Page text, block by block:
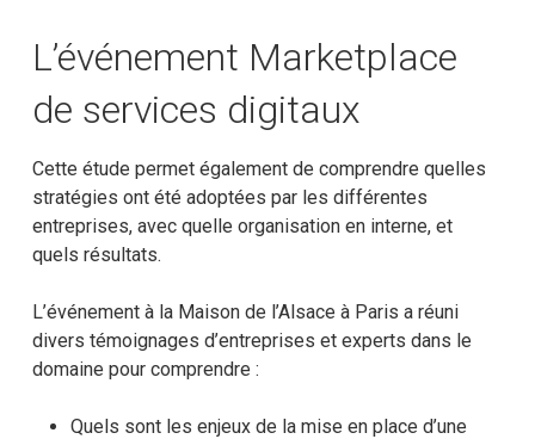
L’événement Marketplace
de services digitaux
Cette étude permet également de comprendre quelles
stratégies ont été adoptées par les différentes
entreprises, avec quelle organisation en interne, et
quels résultats.
L’événement à la Maison de l’Alsace à Paris a réuni
divers témoignages d’entreprises et experts dans le
domaine pour comprendre :
Quels sont les enjeux de la mise en place d’une